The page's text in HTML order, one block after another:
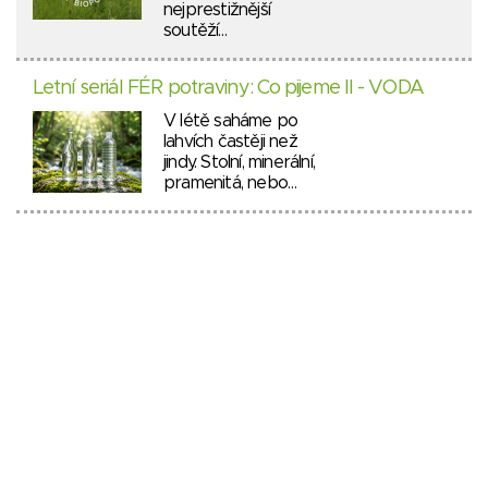
nejprestižnější
soutěží…
Letní seriál FÉR potraviny: Co pijeme II - VODA
V létě saháme po
lahvích častěji než
jindy. Stolní, minerální,
pramenitá, nebo…